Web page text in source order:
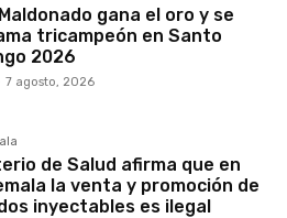
gana el oro y se
tricampeón en Santo
2026
7 agosto, 2026
de Salud afirma que en
la venta y promoción de
inyectables es ilegal